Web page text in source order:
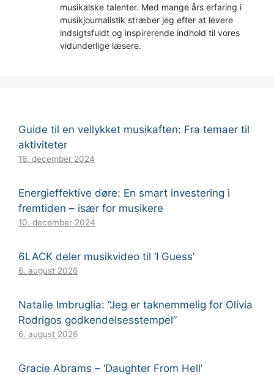
musikalske talenter. Med mange års erfaring i
musikjournalistik stræber jeg efter at levere
indsigtsfuldt og inspirerende indhold til vores
vidunderlige læsere.
Guide til en vellykket musikaften: Fra temaer til
aktiviteter
16. december 2024
Energieffektive døre: En smart investering i
fremtiden – især for musikere
10. december 2024
6LACK deler musikvideo til ‘I Guess’
6. august 2026
Natalie Imbruglia: “Jeg er taknemmelig for Olivia
Rodrigos godkendelsesstempel”
6. august 2026
Gracie Abrams – ‘Daughter From Hell’